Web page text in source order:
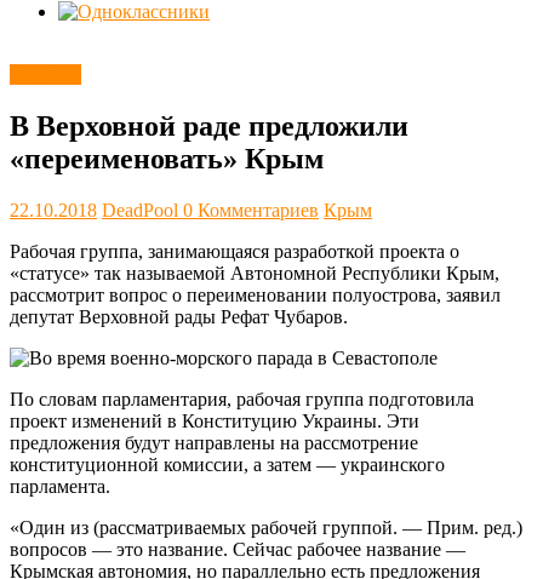
В Верховной раде предложили
«переименовать» Крым
22.10.2018 DeadPool 0 Комментариев Крым
Рабочая группа, занимающаяся разработкой проекта о
«статусе» так называемой Автономной Республики Крым,
рассмотрит вопрос о переименовании полуострова, заявил
депутат Верховной рады Рефат Чубаров.
По словам парламентария, рабочая группа подготовила
проект изменений в Конституцию Украины. Эти
предложения будут направлены на рассмотрение
конституционной комиссии, а затем — украинского
парламента.
«Один из (рассматриваемых рабочей группой. — Прим. ред.)
вопросов — это название. Сейчас рабочее название —
Крымская автономия, но параллельно есть предложения